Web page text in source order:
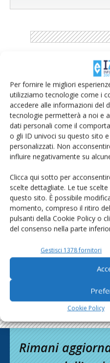
Per fornire le migliori
utilizziamo tecnologie come i
accedere alle informazioni del
tecnologie permetterà a noi e
dati personali come il
o gli ID univoci su questo sito
personalizzati. Non
influire negativamente su
Clicca qui sotto per
scelte dettagliate. Le tue
questo sito. È possibile
momento, compreso il ritiro
pulsanti della Cookie Policy o
del consenso nella parte
Gestisci 1378 fornitori
Cookie Policy
Catalogo
Un modo semplice per
Cerca
I consigli di Terra
Cerca
Rimani